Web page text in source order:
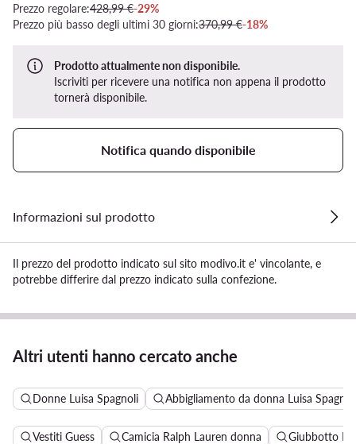
Prezzo regolare:428,99 €-29%
Prezzo più basso degli ultimi 30 giorni:370,99 €-18%
Prodotto attualmente non disponibile.
Iscriviti per ricevere una notifica non appena il prodotto
tornerà disponibile.
Notifica quando disponibile
Informazioni sul prodotto
Il prezzo del prodotto indicato sul sito modivo.it e' vincolante, e
potrebbe differire dal prezzo indicato sulla confezione.
Altri utenti hanno cercato anche
Donne Luisa Spagnoli Abbigliamento da donna Luisa Spagnoli
Vestiti Guess Camicia Ralph Lauren donna Giubbotto